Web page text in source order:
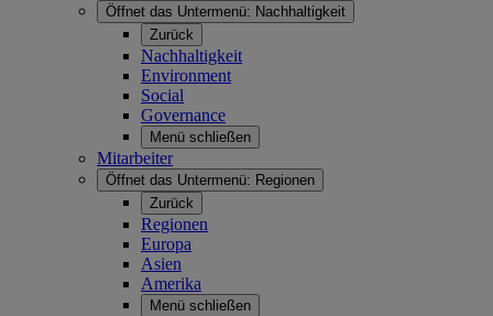
Öffnet das Untermenü: Nachhaltigkeit
Zurück
Nachhaltigkeit
Environment
Social
Governance
Menü schließen
Mitarbeiter
Öffnet das Untermenü: Regionen
Zurück
Regionen
Europa
Asien
Amerika
Menü schließen